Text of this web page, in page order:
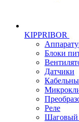
KIPPRIBOR
Блоки
Датчики
Реле
Шаговый